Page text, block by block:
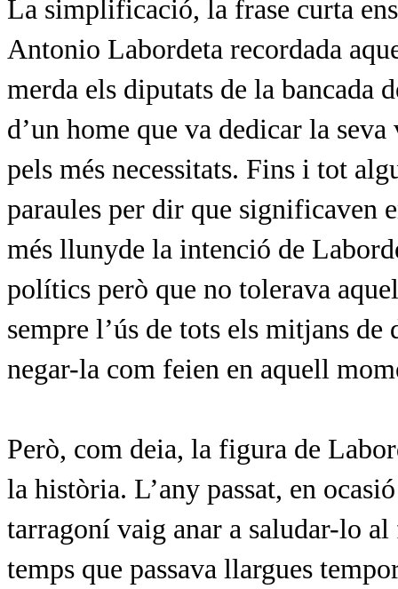
La simplificació, la frase curta
Antonio Labordeta recordada
merda els diputats de la bancada
d’un home que va dedicar la
pels més necessitats. Fins i tot
paraules per dir que significaven
més llunyde la intenció de
polítics però que no tolerava
sempre l’ús de tots els mitjans
negar-la com feien en aquell
Però, com deia, la figura de
la història. L’any passat, en
tarragoní vaig anar a saludar-lo
temps que passava llargues